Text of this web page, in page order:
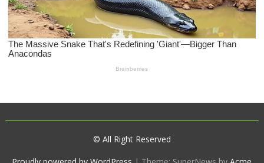
© All Right Reserved